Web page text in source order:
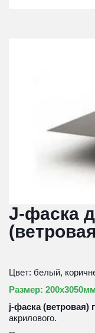
J-фаска
Цвет: белый,
Размер: 200х3050мм
j-фаска (ветровая)
акрилового.